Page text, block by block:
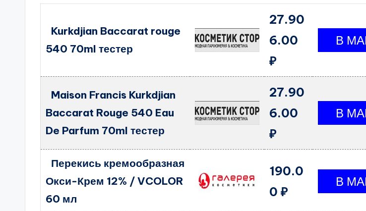
Kurkdjian Baccarat rouge
540 70ml тестер
27.90
6.00
₽
Maison Francis Kurkdjian
Baccarat Rouge 540 Eau
De Parfum 70ml тестер
27.90
6.00
₽
Перекись кремообразная
Окси-Крем 12% / VCOLOR
60 мл
190.0
0 ₽